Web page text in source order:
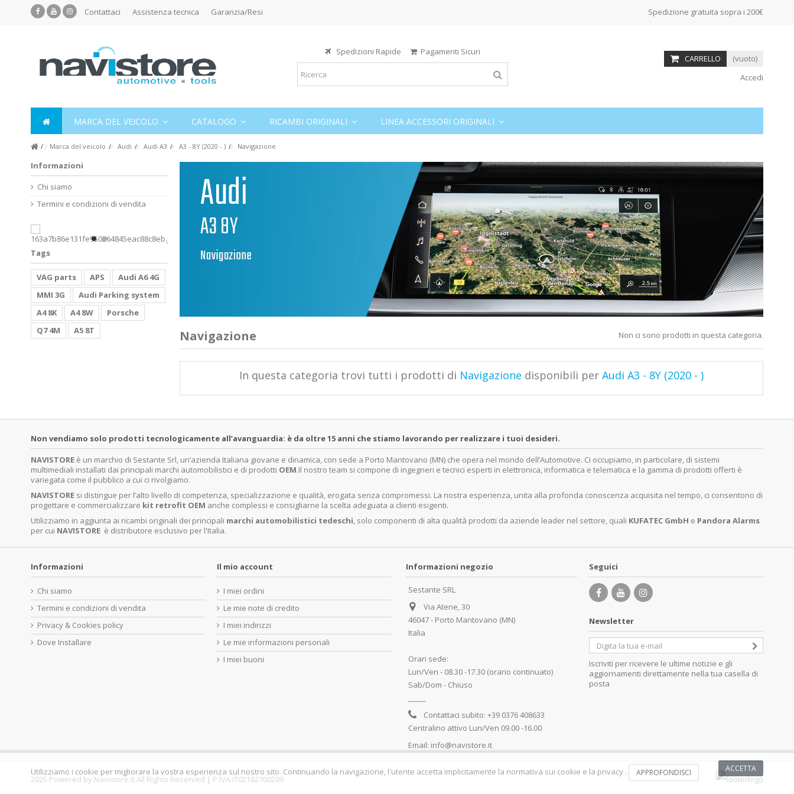
Contattaci Assistenza tecnica Garanzia/Resi Spedizione gratuita sopra i 200€
Spedizioni Rapide Pagamenti Sicuri
CARRELLO
(vuoto)
Accedi
MARCA DEL VEICOLO CATALOGO RICAMBI ORIGINALI LINEA ACCESSORI ORIGINALI
Marca del veicolo Audi Audi A3 A3 - 8Y (2020 - ) Navigazione
Navigazione Non ci sono prodotti in questa categoria.
In questa categoria trovi tutti i prodotti di Navigazione disponibili per Audi A3 - 8Y (2020 - )
Informazioni
Chi siamo
Termini e condizioni di vendita
Tags
VAG parts APS
Audi A6 4G
MMI 3G
Audi Parking system
A4 8K
A4 8W
Porsche
Q7 4M
A5 8T
Non vendiamo solo prodotti tecnologicamente all’avanguardia: è da oltre 15 anni che stiamo lavorando per realizzare i tuoi desideri.
NAVISTORE è un marchio di Sestante Srl, un’azienda Italiana giovane e dinamica, con sede a Porto Mantovano (MN) che opera nel mondo dell’Automotive. Ci occupiamo, in particolare, di sistemi
multimediali installati dai principali marchi automobilistici e di prodotti OEM.Il nostro team si compone di ingegneri e tecnici esperti in elettronica, informatica e telematica e la gamma di prodotti offerti è
variegata come il pubblico a cui ci rivolgiamo.
NAVISTORE si distingue per l’alto livello di competenza, specializzazione e qualità, erogata senza compromessi. La nostra esperienza, unita alla profonda conoscenza acquisita nel tempo, ci consentono di
progettare e commercializzare kit retrofit OEM anche complessi e consigliarne la scelta adeguata a clienti esigenti.
Utilizziamo in aggiunta ai ricambi originali dei principali marchi automobilistici tedeschi, solo componenti di alta qualità prodotti da aziende leader nel settore, quali KUFATEC GmbH e Pandora Alarms
per cui NAVISTORE è distributore esclusivo per l'Italia.
Informazioni
Chi siamo
Termini e condizioni di vendita
Privacy & Cookies policy
Dove Installare
Il mio account
I miei ordini
Le mie note di credito
I miei indirizzi
Le mie informazioni personali
I miei buoni
Informazioni negozio
Sestante SRL
Via Atene, 30
46047 - Porto Mantovano (MN)
Italia
Orari sede:
Lun/Ven - 08.30 -17.30 (orario continuato)
Sab/Dom - Chiuso
Contattaci subito: +39 0376 408633
Centralino attivo Lun/Ven 09.00 -16.00
Email: info@navistore.it
Seguici
Newsletter
Iscriviti per ricevere le ultime notizie e gli
aggiornamenti direttamente nella tua casella di
posta
2025 Powered by Navistore.it All Rights Reserved | P.IVA IT02182700209
ACCETTA
Utilizziamo i cookie per migliorare la vostra esperienza sul nostro sito. Continuando la navigazione, l'utente accetta implicitamente la normativa sui cookie e la privacy . APPROFONDISCI